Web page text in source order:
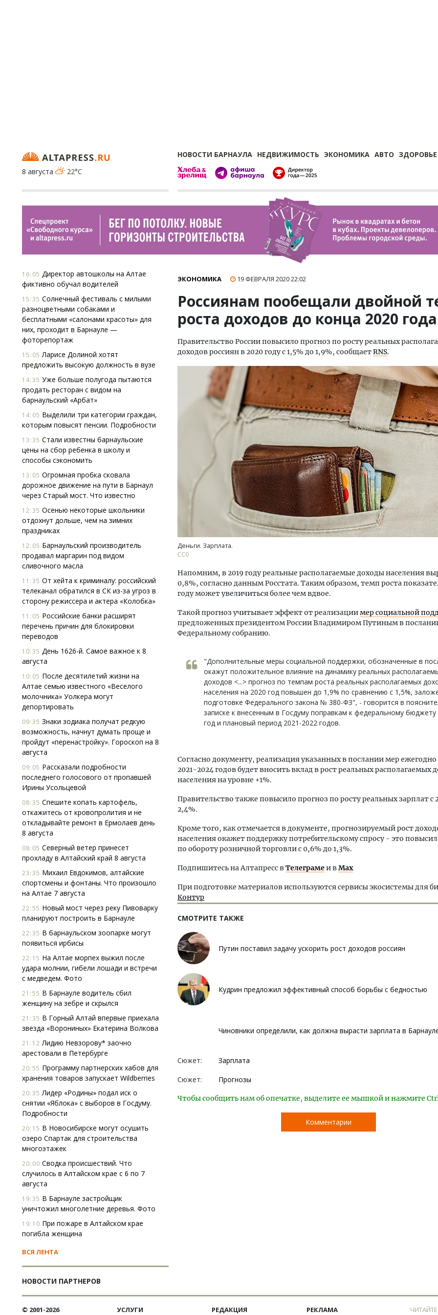
НОВОСТИ БАРНАУЛА НЕДВИЖИМОСТЬ ЭКОНОМИКА АВТО ЗДОРОВЬЕ
8 августа
22°C
16:05 Директор автошколы на Алтае
фиктивно обучал водителей
15:35 Солнечный фестиваль с милыми
разноцветными собаками и
бесплатными «салонами красоты» для
них, проходит в Барнауле —
фоторепортаж
15:05 Ларисе Долиной хотят
предложить высокую должность в вузе
14:35 Уже больше полугода пытаются
продать ресторан с видом на
барнаульский «Арбат»
14:05 Выделили три категории граждан,
которым повысят пенсии. Подробности
13:35 Стали известны барнаульские
цены на сбор ребенка в школу и
способы сэкономить
13:05 Огромная пробка сковала
дорожное движение на пути в Барнаул
через Старый мост. Что известно
12:35 Осенью некоторые школьники
отдохнут дольше, чем на зимних
праздниках
12:05 Барнаульский производитель
продавал маргарин под видом
сливочного масла
11:35 От хейта к криминалу: российский
телеканал обратился в СК из-за угроз в
сторону режиссера и актера «Колобка»
11:05 Российские банки расширят
перечень причин для блокировки
переводов
10:35 День 1626-й. Самое важное к 8
августа
10:05 После десятилетий жизни на
Алтае семью известного «Веселого
молочника» Уолкера могут
депортировать
09:35 Знаки зодиака получат редкую
возможность, начнут думать проще и
пройдут «перенастройку». Гороскоп на 8
августа
09:05 Рассказали подробности
последнего голосового от пропавшей
Ирины Усольцевой
08:35 Спешите копать картофель,
откажитесь от кровопролития и не
откладывайте ремонт в Ермолаев день
8 августа
08:05 Северный ветер принесет
прохладу в Алтайский край 8 августа
23:35 Михаил Евдокимов, алтайские
спортсмены и фонтаны. Что произошло
на Алтае 7 августа
22:55 Новый мост через реку Пивоварку
планируют построить в Барнауле
22:35 В барнаульском зоопарке могут
появиться ирбисы
22:15 На Алтае морпех выжил после
удара молнии, гибели лошади и встречи
с медведем. Фото
21:55 В Барнауле водитель сбил
женщину на зебре и скрылся
21:35 В Горный Алтай впервые приехала
звезда «Ворониных» Екатерина Волкова
21:12 Лидию Невзорову* заочно
арестовали в Петербурге
20:55 Программу партнерских хабов для
хранения товаров запускает Wildberries
20:35 Лидер «Родины» подал иск о
снятии «Яблока» с выборов в Госдуму.
Подробности
20:15 В Новосибирске могут осушить
озеро Спартак для строительства
многоэтажек
20:00 Сводка происшествий. Что
случилось в Алтайском крае с 6 по 7
августа
19:35 В Барнауле застройщик
уничтожил многолетние деревья. Фото
19:10 При пожаре в Алтайском крае
погибла женщина
ВСЯ ЛЕНТА
НОВОСТИ ПАРТНЕРОВ
ЭКОНОМИКА 19 ФЕВРАЛЯ 202022:02
Россиянам пообещали двойной
роста доходов до конца 2020 года
Правительство России повысило прогноз по росту реальных
доходов россиян в 2020 году с 1,5% до 1,9%, сообщаетRNS.
Деньги. Зарплата.
СС0
Напомним, в 2019 году реальные располагаемые доходы населения
0,8%, согласно данным Росстата. Таким образом, темп роста
году может увеличиться более чем вдвое.
Такой прогноз учитывает эффект от реализациимер социальной
предложенных президентом России Владимиром Путиным в
Федеральному собранию.
"Дополнительные меры социальной поддержки, обозначенные в
окажут положительное влияние на динамику реальных
доходов <...> прогноз по темпам роста реальных располагаемых
населения на 2020 год повышен до 1,9% по сравнению с 1,5%,
подготовке Федерального закона № 380-ФЗ", - говорится в
записке к внесенным в Госдуму поправкам к федеральному бюджету
год и плановый период 2021-2022 годов.
Согласно документу, реализация указанных в послании мер ежегодно
2021-2024 годов будет вносить вклад в рост реальных располагаемых
населения на уровне +1%.
Правительство также повысило прогноз по росту реальных зарплат с
2,4%.
Кроме того, как отмечается в документе, прогнозируемый рост
населения окажет поддержку потребительскому спросу - это
по обороту розничной торговли с 0,6% до 1,3%.
Подпишитесь на Алтапресс вТелеграмеи вMax
При подготовке материалов используются сервисы экосистемы для
Контур
СМОТРИТЕ ТАКЖЕ
Путин поставил задачу ускорить рост доходов россиян
Кудрин предложил эффективный способ борьбы с бедностью
Чиновники определили, как должна вырасти зарплата в
Сюжет: Зарплата
Сюжет: Прогнозы
Чтобы сообщить нам об опечатке, выделите ее мышкой и нажмите
Комментарии
Архитектурный код начинается с
земли. Мощение крупноформатными
плитами становится новым
стандартом благоустройства
СТРОИТЕЛЬСТВО
Смелость архитектурных идей.
Генеральный директор компании
трендах в фасадах и развитии рынка
Ищем новые берега.
«Жилищной
СТРОИТЕЛЬСТВО
© 2001-2026
УСЛУГИ
РЕДАКЦИЯ
РЕКЛАМА